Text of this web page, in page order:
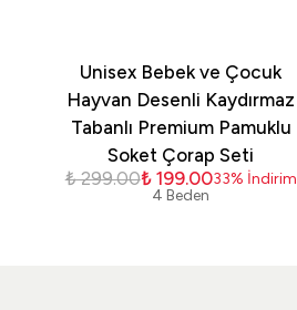
Unisex Bebek ve Çocuk
Hayvan Desenli Kaydırmaz
Tabanlı Premium Pamuklu
Soket Çorap Seti
₺ 299.00₺ 199.0033% İndirim
4 Beden